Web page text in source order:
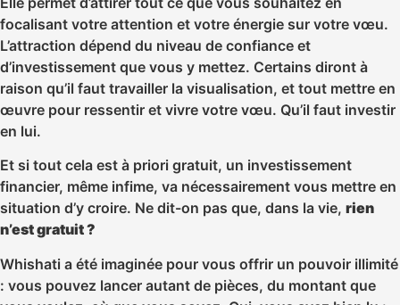
focalisant votre attention et votre énergie sur votre vœu.
L’attraction dépend du niveau de confiance et
d’investissement que vous y mettez. Certains diront à
raison qu’il faut travailler la visualisation, et tout mettre en
œuvre pour ressentir et vivre votre vœu. Qu’il faut investir
en lui.
Et si tout cela est à priori gratuit, un investissement
financier, même infime, va nécessairement vous mettre en
situation d’y croire. Ne dit-on pas que, dans la vie, rien
n’est gratuit ?
Whishati a été imaginée pour vous offrir un pouvoir illimité
: vous pouvez lancer autant de pièces, du montant que